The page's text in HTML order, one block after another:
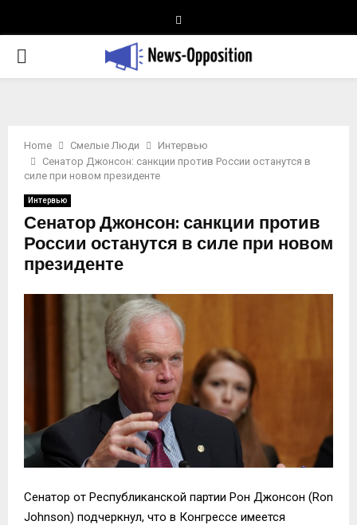
PRIMARY
Home Смелые Люди
Интервью
Сенатор Джонсон: санкции против России останутся в
силе при новом президенте
Интервью
Сенатор Джонсон: санкции против
России останутся в силе при новом
президенте
Сенатор от Республиканской партии Рон Джонсон (Ron
Johnson) подчеркнул, что в Конгрессе имеется